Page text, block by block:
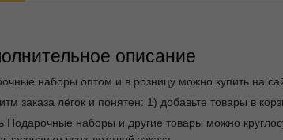
описание
наборы оптом и в розницу можно купить на
заказа лёгок и понятен: 1) добавьте товары в
Подарочные наборы и другие товары можно